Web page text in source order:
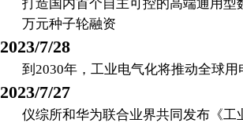
打造国内首个自主可控的高端通用型
万元种子轮融资
2023/7/28
到2030年，工业电气化将推动全球用
2023/7/27
仪综所和华为联合业界共同发布《